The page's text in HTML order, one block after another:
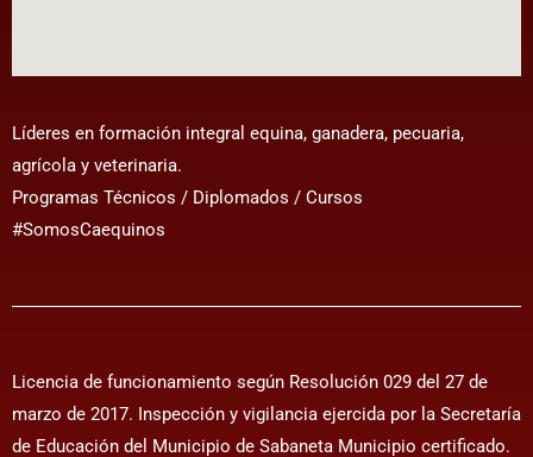
Líderes en formación integral equina, ganadera, pecuaria,
agrícola y veterinaria.
Programas Técnicos / Diplomados / Cursos
#SomosCaequinos
Licencia de funcionamiento según Resolución 029 del 27 de
marzo de 2017. Inspección y vigilancia ejercida por la Secretaría
de Educación del Municipio de Sabaneta Municipio certificado.